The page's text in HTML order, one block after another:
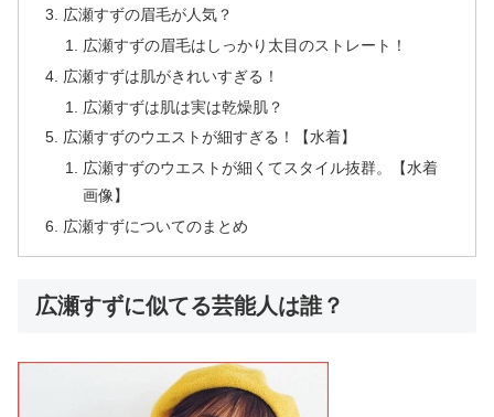
広瀬すずの眉毛が人気？
広瀬すずの眉毛はしっかり太目のストレート！
広瀬すずは肌がきれいすぎる！
広瀬すずは肌は実は乾燥肌？
広瀬すずのウエストが細すぎる！【水着】
広瀬すずのウエストが細くてスタイル抜群。【水着
画像】
広瀬すずについてのまとめ
広瀬すずに似てる芸能人は誰？